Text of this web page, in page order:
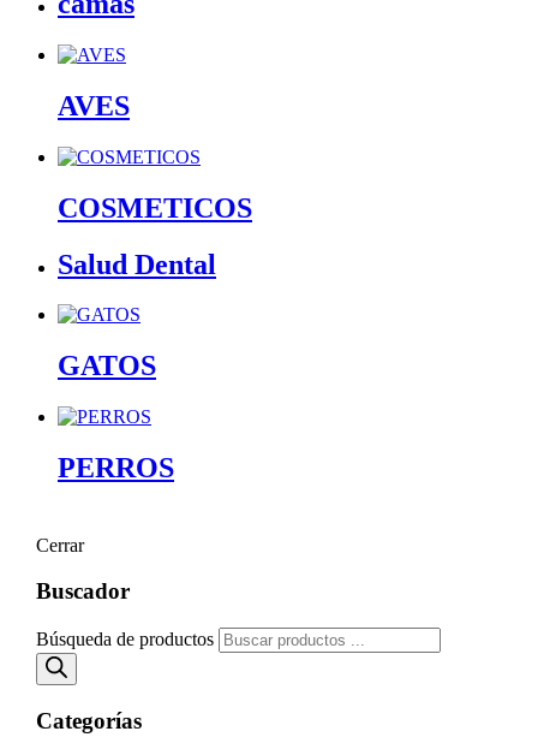
AVES
COSMETICOS
Salud Dental
GATOS
PERROS
Cerrar
Buscador
Búsqueda de productos
Categorías